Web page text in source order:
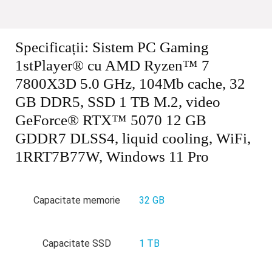
Specificații: Sistem PC Gaming
1stPlayer® cu AMD Ryzen™ 7
7800X3D 5.0 GHz, 104Mb cache, 32
GB DDR5, SSD 1 TB M.2, video
GeForce® RTX™ 5070 12 GB
GDDR7 DLSS4, liquid cooling, WiFi,
1RRT7B77W, Windows 11 Pro
Capacitate memorie 32 GB
Capacitate SSD 1 TB